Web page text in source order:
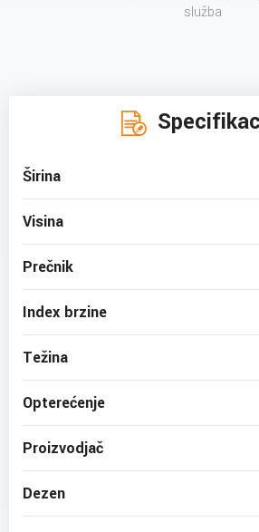
služba
Širina
Visina
Prečnik
Index brzine
Težina
Opterećenje
Proizvodjač
Dezen